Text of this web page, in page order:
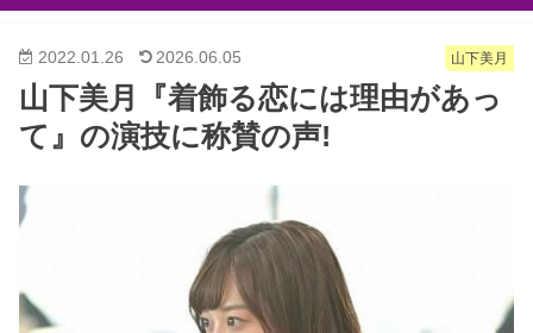
山下美月
2022.01.26 2026.06.05
山下美月『着飾る恋には理由があっ
て』の演技に称賛の声!